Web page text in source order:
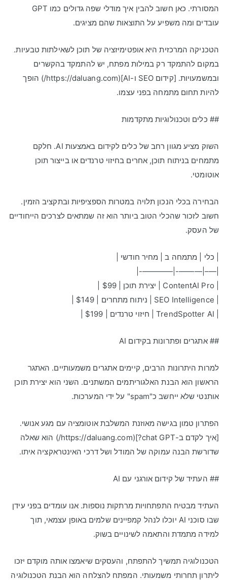
המסורתי. כאן חשוב להבין איך מודלי שפה גדולים כמו GPT
עובדים ומה משפיע על התוצאות שהם מציגים.
הטכניקה המרכזית היא אופטימיזציה של תוכן לשאילתות טבעיות.
במקום להתמקד רק במילות מפתח, יש להתמקד בהקשרים
ובמשמעויות. [קידום SEO ו-AI](https://daluang.com/) הופך
להיות תחום מתמחה בפני עצמו.
## כלים וטכנולוגיות מתקדמות
השוק מציע מגוון רחב של כלים לקידום באמצעות AI. חלקם
מתמחים בניתוח תוכן, אחרים בחיזוי טרנדים או בייצור תוכן
אוטומטי.
הבחירה בכלי הנכון תלויה במטרות הספציפיות ובתקציב הזמין.
חשוב לזכור שהכלי הטוב ביותר הוא זה שמתאים לצרכים הייחודיים
של העסק.
| כלי | מתמחה ב | מחיר חודשי |
|—–|———-|————-|
## אתגרים ופתרונות בקידום AI
למרות היתרונות הרבים, קיימים אתגרים משמעותיים. האתגר
הראשון הוא הבנת האלגוריתמים המשתנים. השני הוא יצירת תוכן
אותנטי שלא ייחשב כ"spam" על ידי המערכות.
הפתרון טמון בגישה מאוזנת המשלבת אוטומציה עם מגע אנושי.
[איך לקדם ב-chat GPT?](https://daluang.com/) הוא שאלה
שדורשת הבנה עמוקה של המודל ושל דרכי האינטראקציה איתו.
## העתיד של קידום אורגני עם AI
העתיד מבטיח התפתחויות מרתקות נוספות. אנו עומדים בפני עידן
שבו סוכני AI יוכלו לנהל קמפיינים שלמים באופן עצמאי, תוך
למידה מתמדת והתאמה לשינויים בשוק.
הטכנולוגיה תמשיך להתפתח, והעסקים שיאמצו אותה מוקדם יזכו
ליתרון תחרותי משמעותי. המפתח להצלחה הוא הבנת הטכנולוגיה